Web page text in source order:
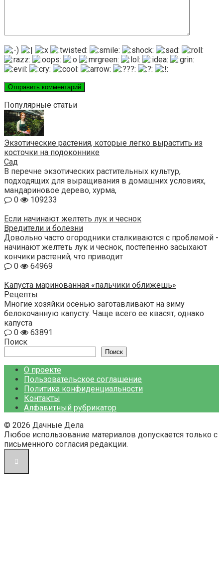
Популярные статьи
Экзотические растения, которые легко вырастить из
косточки на подоконнике
Сад
В перечне экзотических растительных культур,
подходящих для выращивания в домашних условиях,
мандариновое дерево, хурма,
0
109233
Если начинают желтеть лук и чеснок
Вредители и болезни
Довольно часто огородники сталкиваются с проблемой -
начинают желтеть лук и чеснок, постепенно засыхают
кончики растений, что приводит
0
64969
Капуста маринованная «пальчики оближешь»
Рецепты
Многие хозяйки осенью заготавливают на зиму
белокочанную капусту. Чаще всего ее квасят, однако
капуста
0
63891
Поиск
Поиск
О проекте
Пользовательское соглашение
Политика конфиденциальности
Контакты
Алфавитный рубрикатор
© 2026 Дачные Дела
Любое использование материалов допускается только с
письменного согласия редакции.